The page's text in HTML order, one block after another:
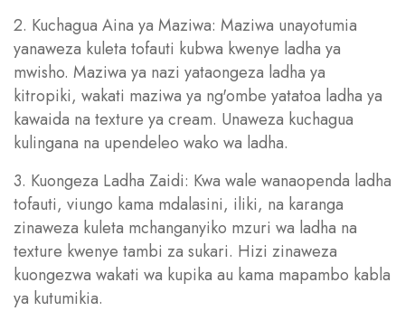
2. Kuchagua Aina ya Maziwa: Maziwa unayotumia
yanaweza kuleta tofauti kubwa kwenye ladha ya
mwisho. Maziwa ya nazi yataongeza ladha ya
kitropiki, wakati maziwa ya ng'ombe yatatoa ladha ya
kawaida na texture ya cream. Unaweza kuchagua
kulingana na upendeleo wako wa ladha.
3. Kuongeza Ladha Zaidi: Kwa wale wanaopenda ladha
tofauti, viungo kama mdalasini, iliki, na karanga
zinaweza kuleta mchanganyiko mzuri wa ladha na
texture kwenye tambi za sukari. Hizi zinaweza
kuongezwa wakati wa kupika au kama mapambo kabla
ya kutumikia.